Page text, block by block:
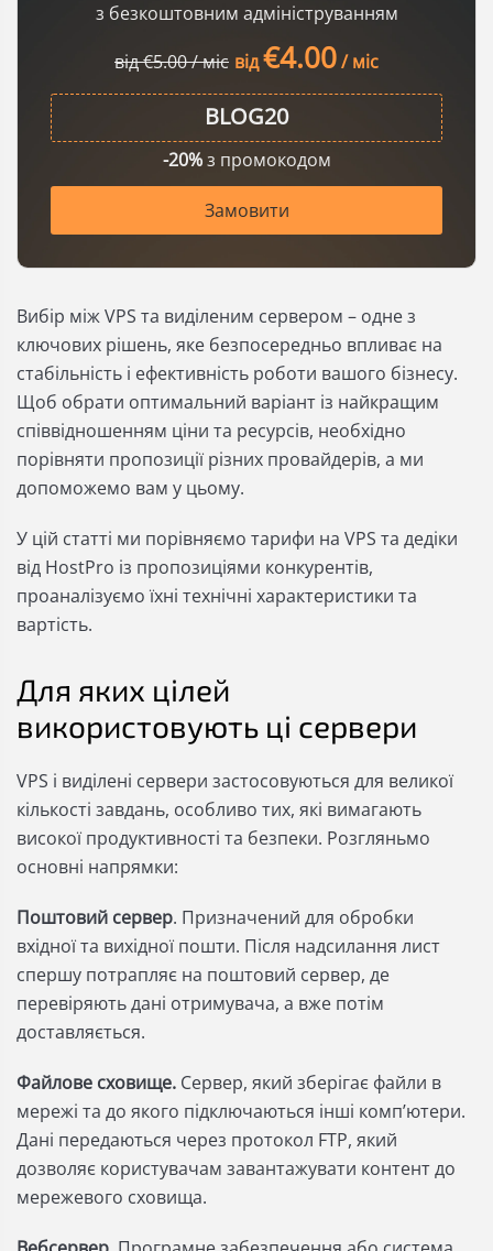
з безкоштовним адмініструванням
від €5.00 / міс від€4.00/ міс
-20%з промокодом
Замовити
Вибір між VPS та виділеним сервером – одне з
ключових рішень, яке безпосередньо впливає на
стабільність і ефективність роботи вашого бізнесу.
Щоб обрати оптимальний варіант із найкращим
співвідношенням ціни та ресурсів, необхідно
порівняти пропозиції різних провайдерів, а ми
допоможемо вам у цьому.
У цій статті ми порівняємо тарифи на VPS та дедіки
від HostPro із пропозиціями конкурентів,
проаналізуємо їхні технічні характеристики та
вартість.
Для яких цілей
використовують ці сервери
VPS і виділені сервери застосовуються для великої
кількості завдань, особливо тих, які вимагають
високої продуктивності та безпеки. Розгляньмо
основні напрямки:
Поштовий сервер. Призначений для обробки
вхідної та вихідної пошти. Після надсилання лист
спершу потрапляє на поштовий сервер, де
перевіряють дані отримувача, а вже потім
доставляється.
Файлове сховище. Сервер, який зберігає файли в
мережі та до якого підключаються інші комп’ютери.
Дані передаються через протокол FTP, який
дозволяє користувачам завантажувати контент до
мережевого сховища.